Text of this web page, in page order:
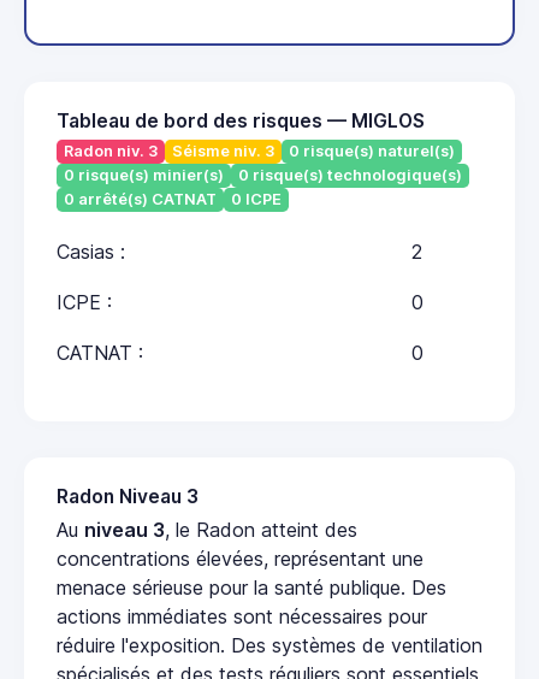
Tableau de bord des risques — MIGLOS
Radon niv. 3 Séisme niv. 3
0 risque(s) naturel(s)
0 risque(s) minier(s)
0 risque(s) technologique(s)
0 arrêté(s) CATNAT
0 ICPE
Casias : 2
ICPE : 0
CATNAT : 0
Radon Niveau 3
Au niveau 3, le Radon atteint des
concentrations élevées, représentant une
menace sérieuse pour la santé publique. Des
actions immédiates sont nécessaires pour
réduire l'exposition. Des systèmes de ventilation
spécialisés et des tests réguliers sont essentiels